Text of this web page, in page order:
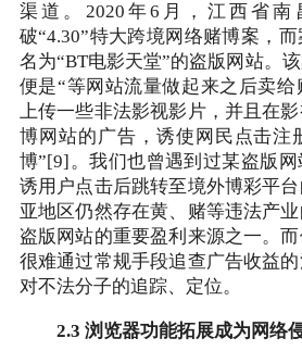
渠道。2020年6月，江西省南
破“4.30”特大跨境网络赌博案，
名为“BT电影天堂”的盗版网站。
便是“等网站流量做起来之后卖给
上传一些非法影视影片，并且在
博网站的广告，诱使网民点击注
博”[9]。我们也曾遇到过某盗版网
诱用户点击后跳转至境外博彩平
亚地区仍然存在黄、赌等违法产
盗版网站的重要盈利来源之一。
很难通过常规手段追查广告收益
对不法分子的追踪、定位。
2.3 浏览器功能拓展成为网络